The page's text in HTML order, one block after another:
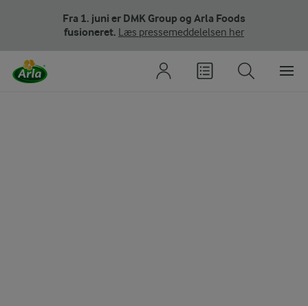
Fra 1. juni er DMK Group og Arla Foods
fusioneret. Læs pressemeddelelsen her